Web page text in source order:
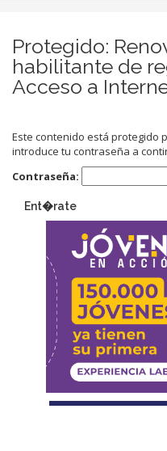
Protegido:
habilitante de
Acceso a
Este contenido está protegido
introduce tu contraseña a
Contraseña:
Ent�rate